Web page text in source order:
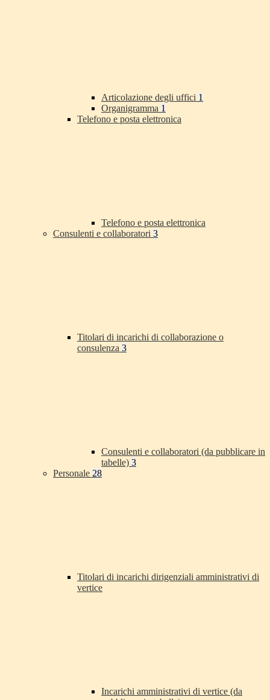
Articolazione degli uffici 1
Organigramma 1
Telefono e posta elettronica
Telefono e posta elettronica
Consulenti e collaboratori 3
Titolari di incarichi di collaborazione o
consulenza 3
Consulenti e collaboratori (da pubblicare in
tabelle) 3
Personale 28
Titolari di incarichi dirigenziali amministrativi di
vertice
Incarichi amministrativi di vertice (da